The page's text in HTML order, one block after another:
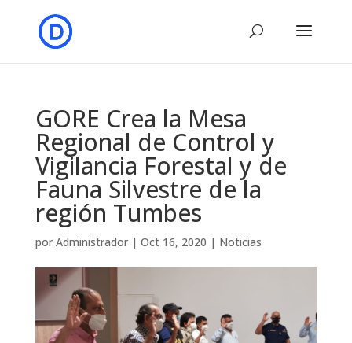
GORE Crea la Mesa
Regional de Control y
Vigilancia Forestal y de
Fauna Silvestre de la
región Tumbes
por Administrador| Oct 16, 2020 | Noticias